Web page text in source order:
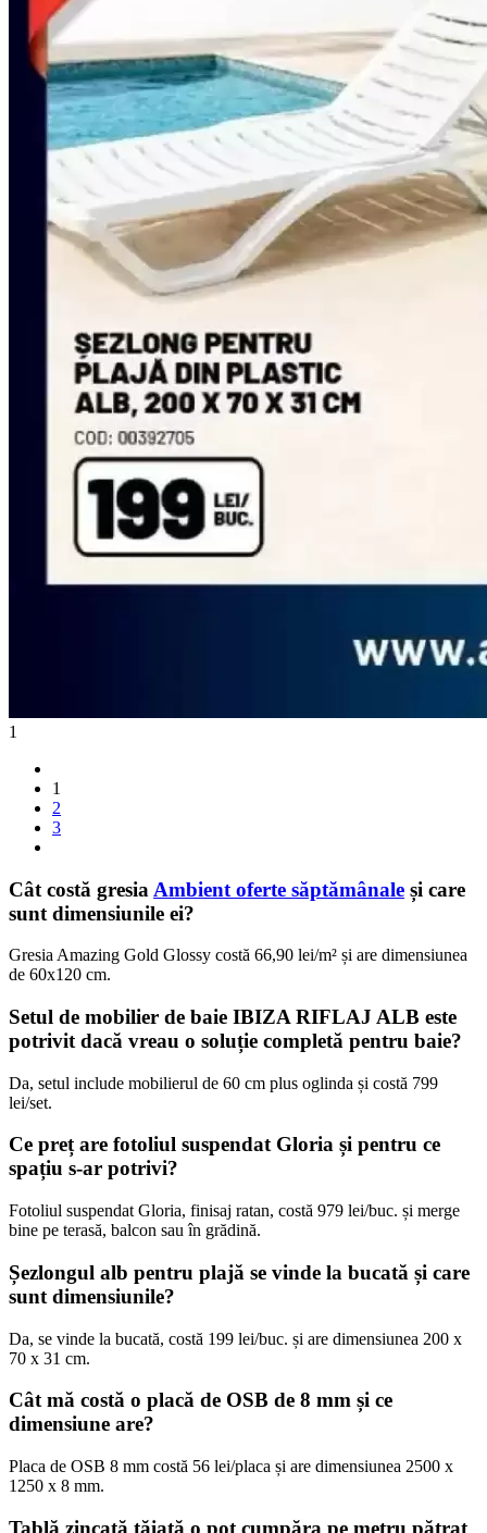
1
1
2
3
Cât costă gresia Ambient oferte săptămânale și care
sunt dimensiunile ei?
Gresia Amazing Gold Glossy costă 66,90 lei/m² și are dimensiunea
de 60x120 cm.
Setul de mobilier de baie IBIZA RIFLAJ ALB este
potrivit dacă vreau o soluție completă pentru baie?
Da, setul include mobilierul de 60 cm plus oglinda și costă 799
lei/set.
Ce preț are fotoliul suspendat Gloria și pentru ce
spațiu s-ar potrivi?
Fotoliul suspendat Gloria, finisaj ratan, costă 979 lei/buc. și merge
bine pe terasă, balcon sau în grădină.
Șezlongul alb pentru plajă se vinde la bucată și care
sunt dimensiunile?
Da, se vinde la bucată, costă 199 lei/buc. și are dimensiunea 200 x
70 x 31 cm.
Cât mă costă o placă de OSB de 8 mm și ce
dimensiune are?
Placa de OSB 8 mm costă 56 lei/placa și are dimensiunea 2500 x
1250 x 8 mm.
Tablă zincată tăiată o pot cumpăra pe metru pătrat